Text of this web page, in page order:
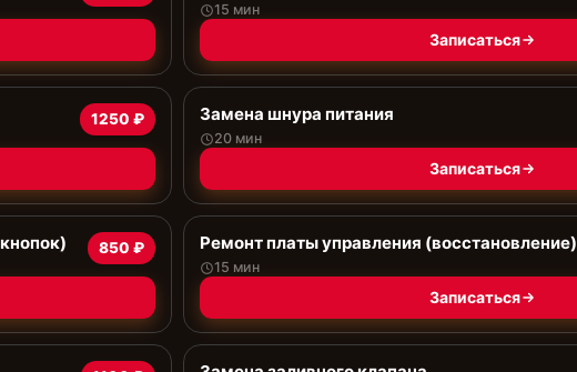
15 мин
Записаться
1250 ₽ Замена шнура питания
20 мин
Записаться
850 ₽ Ремонт платы управления (восстановление)
15 мин
Записаться